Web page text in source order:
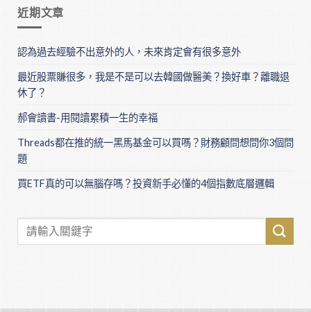
近期文章
認為過去經驗不出意外的人，未來肯定會有很多意外
最近股票賺很多，我是不是可以去韓國做醫美？換好車？離職退
休了？
郝會讀書-用閱讀累積一生的幸福
Threads都在推的統一黑馬基金可以買嗎？財務顧問想問你3個問
題
買ETF真的可以無腦存嗎？投資新手必懂的4個指數底層邏輯